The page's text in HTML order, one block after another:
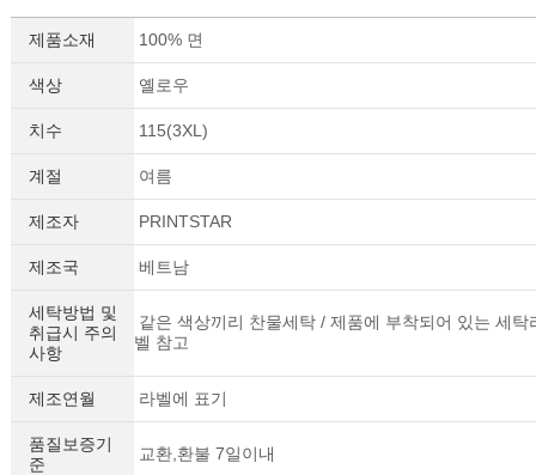
제품소재 100% 면
색상 옐로우
치수 115(3XL)
계절 여름
제조자 PRINTSTAR
제조국 베트남
세탁방법 및
취급시 주의
사항
같은 색상끼리 찬물세탁 / 제품에 부착되어 있는 세탁
벨 참고
제조연월 라벨에 표기
품질보증기
준
교환,환불 7일이내